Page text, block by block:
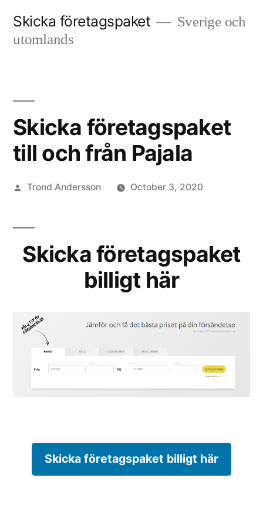
Skicka företagspaket
Sverige och
utomlands
Skicka företagspaket
till och från Pajala
Posted
Trond Andersson October 3, 2020
Skicka företagspaket
billigt här
Skicka företagspaket billigt här